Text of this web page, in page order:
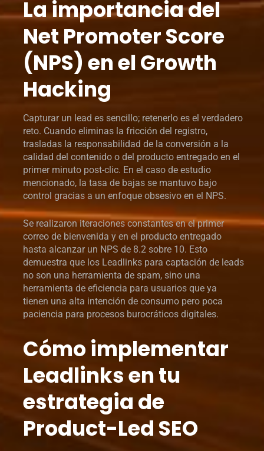
La importancia del
Net Promoter Score
(NPS) en el Growth
Hacking
Capturar un lead es sencillo; retenerlo es el verdadero
reto. Cuando eliminas la fricción del registro,
trasladas la responsabilidad de la conversión a la
calidad del contenido o del producto entregado en el
primer minuto post-clic. En el caso de estudio
mencionado, la tasa de bajas se mantuvo bajo
control gracias a un enfoque obsesivo en el NPS.
Se realizaron iteraciones constantes en el primer
correo de bienvenida y en el producto entregado
hasta alcanzar un NPS de 8.2 sobre 10. Esto
demuestra que los Leadlinks para captación de leads
no son una herramienta de spam, sino una
herramienta de eficiencia para usuarios que ya
tienen una alta intención de consumo pero poca
paciencia para procesos burocráticos digitales.
Cómo implementar
Leadlinks en tu
estrategia de
Product-Led SEO